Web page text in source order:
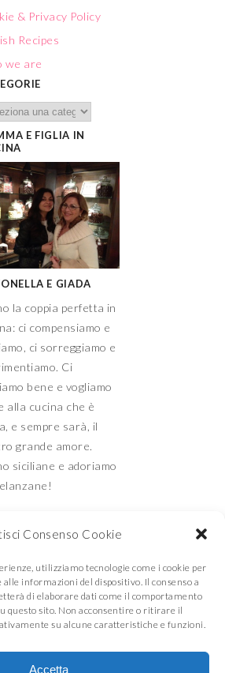
Consenso Cookie
utilizziamo tecnologie come i cookie per
alle informazioni del dispositivo. Il consenso a
di elaborare dati come il comportamento
questo sito. Non acconsentire o ritirare il
su alcune caratteristiche e funzioni.
Accetta
& Privacy Policy
Recipes
we are
E FIGLIA IN
E GIADA
la coppia perfetta in
ci compensiamo e
ci sorreggiamo e
Ci
bene e vogliamo
alla cucina che è
e sempre sarà, il
grande amore.
siciliane e adoriamo
e Figlia in